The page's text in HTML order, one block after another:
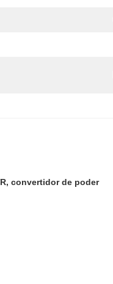
convertidor de poder